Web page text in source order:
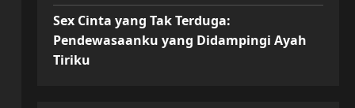
Sex Cinta yang Tak Terduga:
Pendewasaanku yang Didampingi Ayah
Tiriku